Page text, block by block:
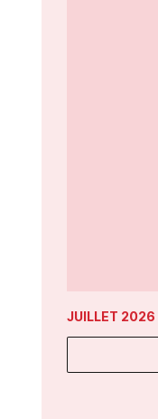
JUILLET 2026